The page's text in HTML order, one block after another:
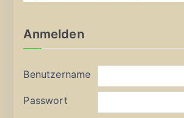
Anmelden
Benutzername
Passwort